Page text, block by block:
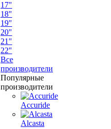
17"
18"
19"
20"
21"
22"
Все
производители
Популярные
производители
Accuride
Alcasta